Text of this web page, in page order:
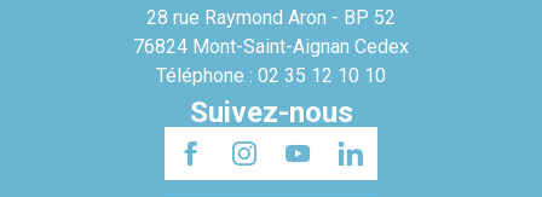
28 rue Raymond Aron - BP 52
76824 Mont-Saint-Aignan Cedex
Téléphone : 02 35 12 10 10
Suivez-nous